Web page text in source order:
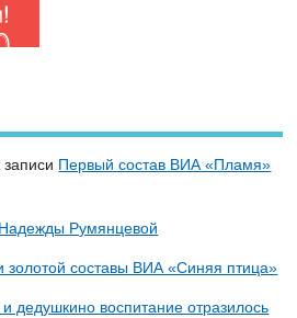
записи Первый состав ВИА «Пламя»
Румянцевой
золотой составы ВИА «Синяя птица»
дедушкино воспитание отразилось